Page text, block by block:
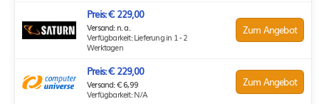
Preis: € 229,00
Versand: n. a.
Verfügbarkeit: Lieferung in 1 - 2
Werktagen
Zum Angebot
Preis: € 229,00
Versand: € 6,99
Verfügbarkeit: N/A
Zum Angebot